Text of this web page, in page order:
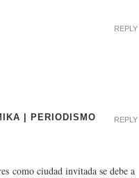
REPLY
| PERIODISMO
como ciudad invitada se debe a
REPLY